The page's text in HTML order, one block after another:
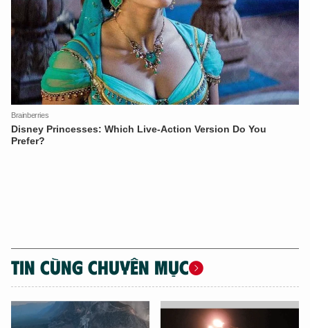
TIN CÙNG CHUYÊN MỤC
TÔI LÀ CHATBOT CỦA
Hãy hỏi tôi bất kỳ điều gì bạn cần biết về
An Ninh Thủ Đô nhé. Tôi sẵn sàng hỗ trợ!